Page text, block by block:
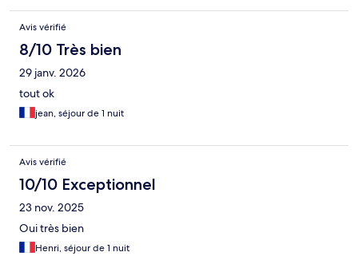
Avis vérifié
8/10 Très bien
29 janv. 2026
tout ok
jean, séjour de 1 nuit
Avis vérifié
10/10 Exceptionnel
23 nov. 2025
Oui très bien
Henri, séjour de 1 nuit